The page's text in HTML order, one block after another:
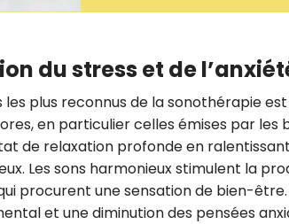
du stress et de
les plus reconnus de la sonothérapie
en particulier celles émises par les
de relaxation profonde en
Les sons harmonieux stimulent la
procurent une sensation de bien-
et une diminution des pensées